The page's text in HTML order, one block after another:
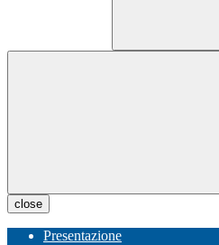
close
Presentazione